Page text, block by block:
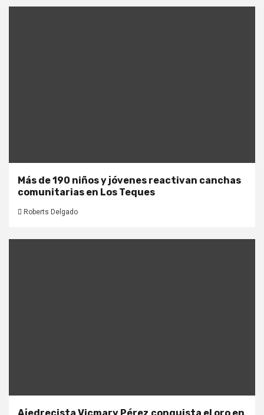
Más de 190 niños y jóvenes reactivan canchas
comunitarias en Los Teques
Roberts Delgado